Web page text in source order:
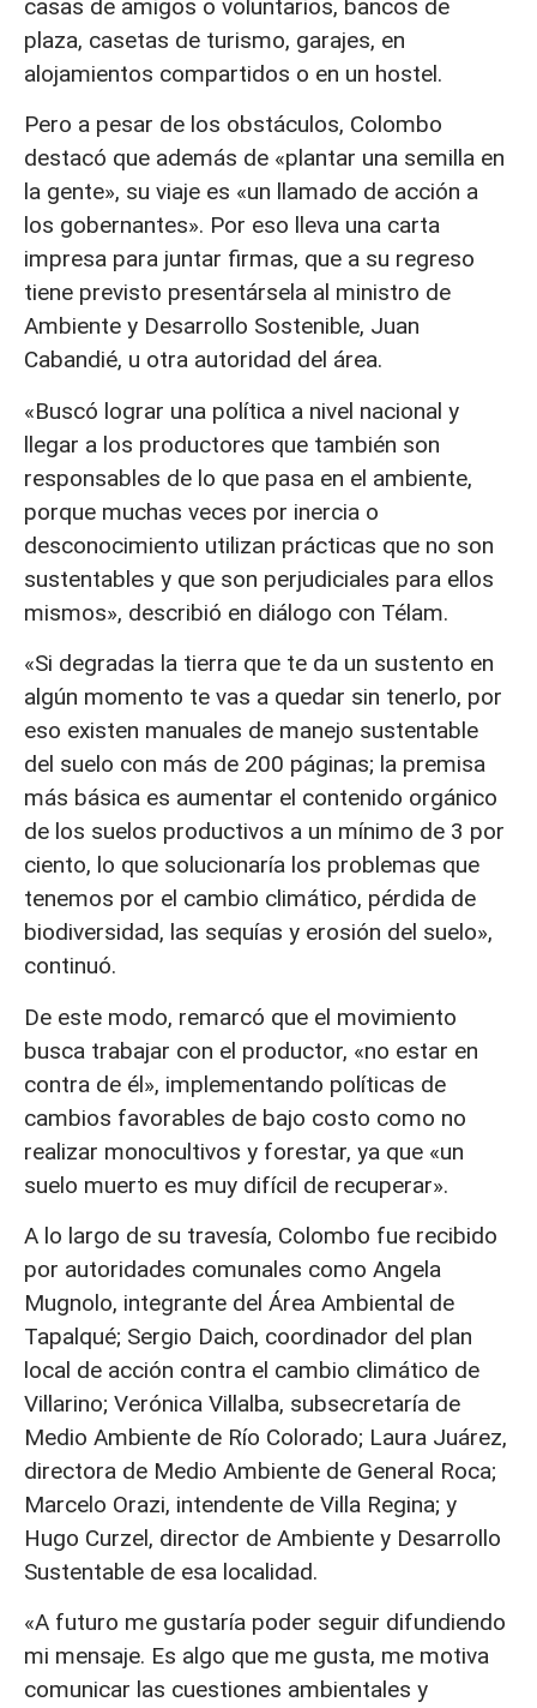
casas de amigos o voluntarios, bancos de
plaza, casetas de turismo, garajes, en
alojamientos compartidos o en un hostel.
Pero a pesar de los obstáculos, Colombo
destacó que además de «plantar una semilla en
la gente», su viaje es «un llamado de acción a
los gobernantes». Por eso lleva una carta
impresa para juntar firmas, que a su regreso
tiene previsto presentársela al ministro de
Ambiente y Desarrollo Sostenible, Juan
Cabandié, u otra autoridad del área.
«Buscó lograr una política a nivel nacional y
llegar a los productores que también son
responsables de lo que pasa en el ambiente,
porque muchas veces por inercia o
desconocimiento utilizan prácticas que no son
sustentables y que son perjudiciales para ellos
mismos», describió en diálogo con Télam.
«Si degradas la tierra que te da un sustento en
algún momento te vas a quedar sin tenerlo, por
eso existen manuales de manejo sustentable
del suelo con más de 200 páginas; la premisa
más básica es aumentar el contenido orgánico
de los suelos productivos a un mínimo de 3 por
ciento, lo que solucionaría los problemas que
tenemos por el cambio climático, pérdida de
biodiversidad, las sequías y erosión del suelo»,
continuó.
De este modo, remarcó que el movimiento
busca trabajar con el productor, «no estar en
contra de él», implementando políticas de
cambios favorables de bajo costo como no
realizar monocultivos y forestar, ya que «un
suelo muerto es muy difícil de recuperar».
A lo largo de su travesía, Colombo fue recibido
por autoridades comunales como Angela
Mugnolo, integrante del Área Ambiental de
Tapalqué; Sergio Daich, coordinador del plan
local de acción contra el cambio climático de
Villarino; Verónica Villalba, subsecretaría de
Medio Ambiente de Río Colorado; Laura Juárez,
directora de Medio Ambiente de General Roca;
Marcelo Orazi, intendente de Villa Regina; y
Hugo Curzel, director de Ambiente y Desarrollo
Sustentable de esa localidad.
«A futuro me gustaría poder seguir difundiendo
mi mensaje. Es algo que me gusta, me motiva
comunicar las cuestiones ambientales y